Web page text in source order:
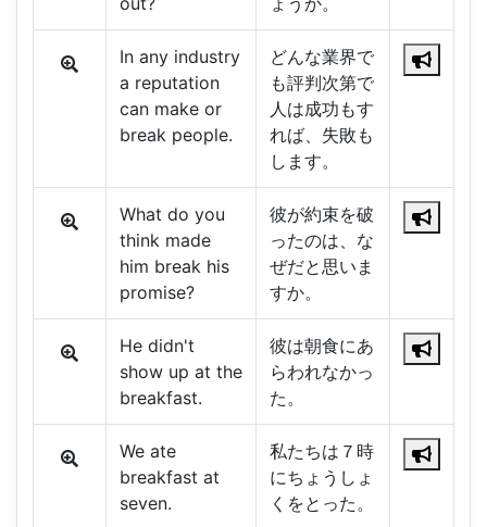
In any industry
a reputation
can make or
break people.
どんな業界で
も評判次第で
人は成功もす
れば、失敗も
します。
What do you
think made
him break his
promise?
彼が約束を破
ったのは、な
ぜだと思いま
すか。
He didn't
show up at the
breakfast.
彼は朝食にあ
らわれなかっ
た。
We ate
breakfast at
seven.
私たちは７時
にちょうしょ
くをとった。